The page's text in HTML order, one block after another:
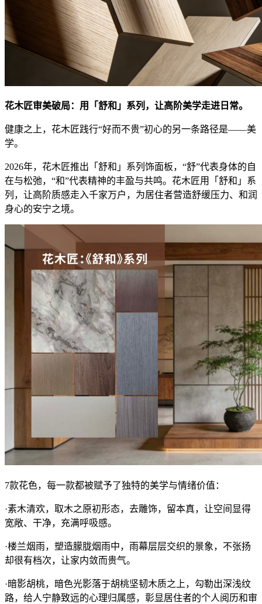
花木匠审美破局：用「舒和」系列，让高阶美学走进日常。
健康之上，花木匠践行“好而不贵”初心的另一条路径是——美
学。
2026年，花木匠推出「舒和」系列饰面板，“舒”代表身体的自
在与松弛，“和”代表精神的丰盈与共鸣。花木匠用「舒和」系
列，让高阶质感走入千家万户，为居住者营造舒缓压力、和润
身心的安宁之境。
7款花色，每一款都被赋予了独特的美学与情绪价值：
·素木清欢，取木之原初形态，去雕饰，留本真，让空间显得
宽敞、干净，充满呼吸感。
·楼兰烟雨，塑造朦胧烟雨中，雨幕层层交织的景象，不张扬
却很有档次，让家内敛而贵气。
·暗影胡桃，暗色光影落于胡桃坚韧木质之上，勾勒出深浅纹
路，给人宁静致远的心理归属感，彰显居住者的个人阅历和审